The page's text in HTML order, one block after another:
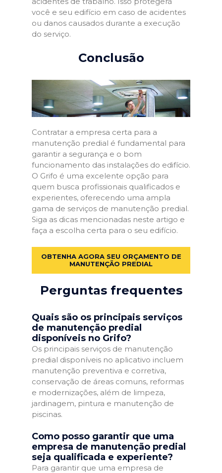
você e seu edifício em caso de acidentes
ou danos causados durante a execução
do serviço.
Conclusão
Contratar a empresa certa para a
manutenção predial é fundamental para
garantir a segurança e o bom
funcionamento das instalações do edifício.
O Grifo é uma excelente opção para
quem busca profissionais qualificados e
experientes, oferecendo uma ampla
gama de serviços de manutenção predial.
Siga as dicas mencionadas neste artigo e
faça a escolha certa para o seu edifício.
OBTENHA AGORA SEU ORÇAMENTO DE
MANUTENÇÃO PREDIAL
Perguntas frequentes
Quais são os principais serviços
de manutenção predial
disponíveis no Grifo?
Os principais serviços de manutenção
predial disponíveis no aplicativo incluem
manutenção preventiva e corretiva,
conservação de áreas comuns, reformas
e modernizações, além de limpeza,
jardinagem, pintura e manutenção de
piscinas.
Como posso garantir que uma
empresa de manutenção predial
seja qualificada e experiente?
Para garantir que uma empresa de